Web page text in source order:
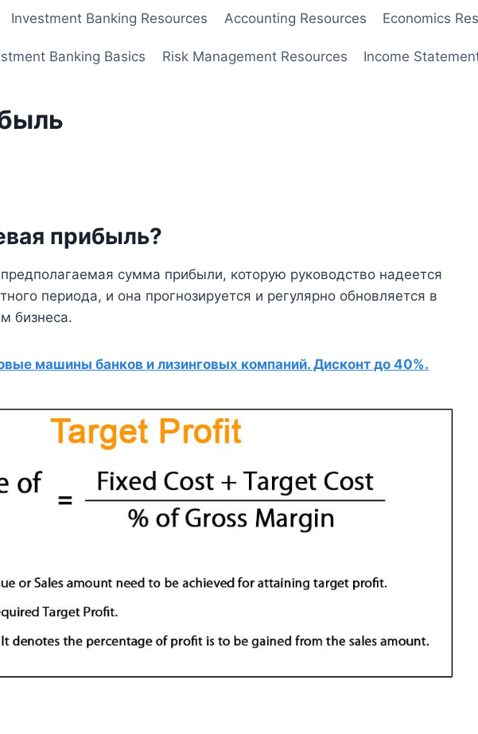
Investment Banking Resources Accounting Resources Economics
Banking Basics Risk Management Resources Income
прибыль?
сумма прибыли, которую руководство надеется
периода, и она прогнозируется и регулярно обновляется в
бизнеса.
машины банков и лизинговых компаний. Дисконт до 40%.